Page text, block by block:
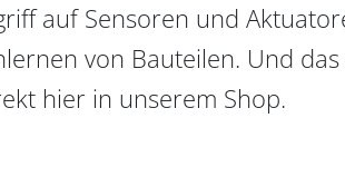
auf Sensoren und
von Bauteilen. Und
hier in unserem Shop.